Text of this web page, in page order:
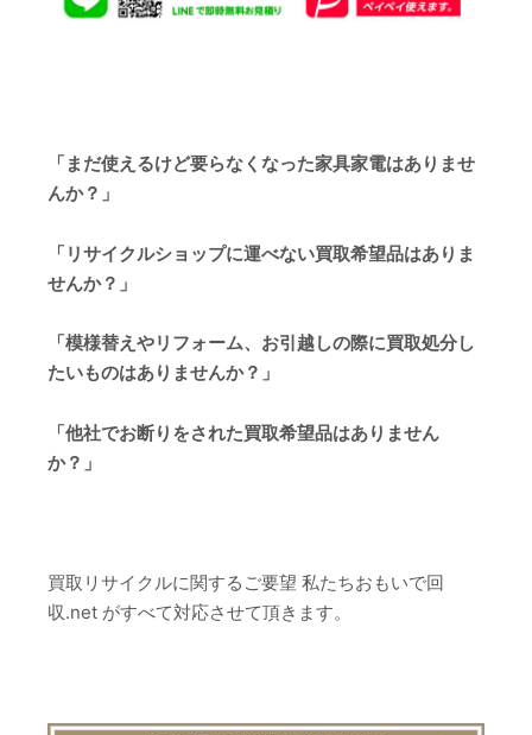
「まだ使えるけど要らなくなった家具家電はありませ
んか？」
「リサイクルショップに運べない買取希望品はありま
せんか？」
「模様替えやリフォーム、お引越しの際に買取処分し
たいものはありませんか？」
「他社でお断りをされた買取希望品はありません
か？」
買取リサイクルに関するご要望 私たちおもいで回
収.net がすべて対応させて頂きます。